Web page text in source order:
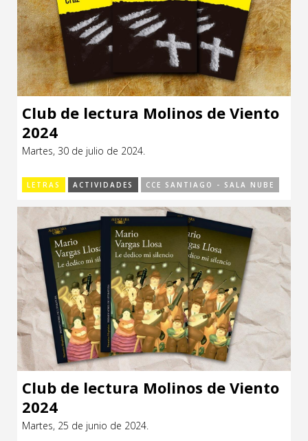
Club de lectura Molinos de Viento
2024
Martes, 30 de julio de 2024.
LETRAS ACTIVIDADES CCE SANTIAGO - SALA NUBE
Club de lectura Molinos de Viento
2024
Martes, 25 de junio de 2024.